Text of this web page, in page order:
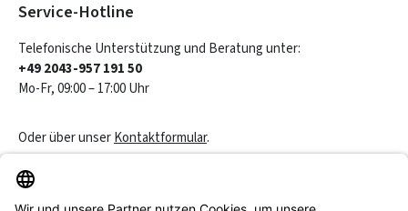
Service-Hotline
Telefonische Unterstützung und Beratung unter:
+49 2043-957 191 50
Mo-Fr, 09:00 – 17:00 Uhr
Oder über unserKontaktformular.